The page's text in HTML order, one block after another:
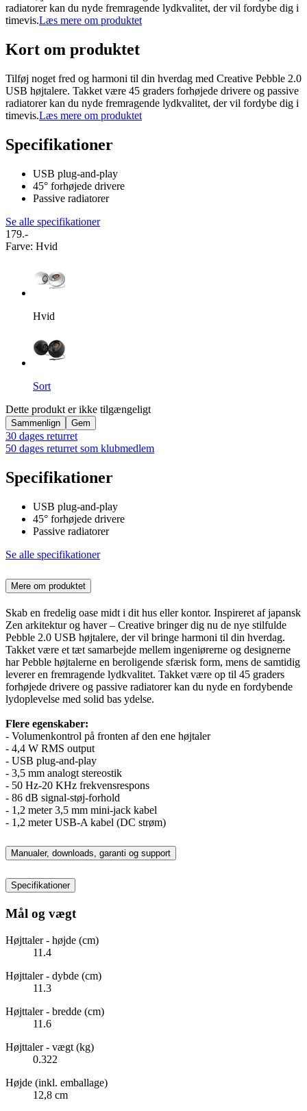
radiatorer kan du nyde fremragende lydkvalitet, der vil fordybe dig i
timevis.Læs mere om produktet
Kort om produktet
Tilføj noget fred og harmoni til din hverdag med Creative Pebble 2.0
USB højtalere. Takket være 45 graders forhøjede drivere og passive
radiatorer kan du nyde fremragende lydkvalitet, der vil fordybe dig i
timevis.Læs mere om produktet
Specifikationer
USB plug-and-play
45° forhøjede drivere
Passive radiatorer
Se alle specifikationer
179.-
Farve: Hvid
Hvid
Sort
Dette produkt er ikke tilgængeligt
Sammenlign Gem
30 dages returret
50 dages returret som klubmedlem
Specifikationer
USB plug-and-play
45° forhøjede drivere
Passive radiatorer
Se alle specifikationer
Mere om produktet
Skab en fredelig oase midt i dit hus eller kontor. Inspireret af japansk
Zen arkitektur og haver – Creative bringer dig nu de nye stilfulde
Pebble 2.0 USB højtalere, der vil bringe harmoni til din hverdag.
Takket være et tæt samarbejde mellem ingeniørerne og designerne
har Pebble højtalerne en beroligende sfærisk form, mens de samtidig
leverer en fremragende lydkvalitet. Takket være op til 45 graders
forhøjede drivere og passive radiatorer kan du nyde en fordybende
lydoplevelse med solid bas ydelse.
Flere egenskaber:
- Volumenkontrol på fronten af den ene højtaler
- 4,4 W RMS output
- USB plug-and-play
- 3,5 mm analogt stereostik
- 50 Hz-20 KHz frekvensrespons
- 86 dB signal-støj-forhold
- 1,2 meter 3,5 mm mini-jack kabel
- 1,2 meter USB-A kabel (DC strøm)
Manualer, downloads, garanti og support
Specifikationer
Mål og vægt
Højttaler - højde (cm)
11.4
Højttaler - dybde (cm)
11.3
Højttaler - bredde (cm)
11.6
Højttaler - vægt (kg)
0.322
Højde (inkl. emballage)
12,8 cm